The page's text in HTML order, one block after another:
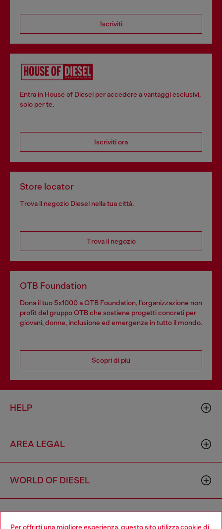
Per offrirti una migliore esperienza, questo sito utilizza cookie di
Iscriviti
Entra in House of Diesel per accedere a vantaggi esclusivi,
solo per te.
Iscriviti ora
Store locator
Trova il negozio Diesel nella tua città.
Trova il negozio
OTB Foundation
Dona il tuo 5x1000 a OTB Foundation, l’organizzazione non
profit del gruppo OTB che sostiene progetti concreti per
giovani, donne, inclusione ed emergenze in tutto il mondo.
Scopri di più
HELP
AREA LEGAL
WORLD OF DIESEL